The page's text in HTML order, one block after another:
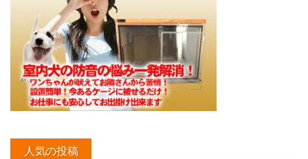
人気の投稿